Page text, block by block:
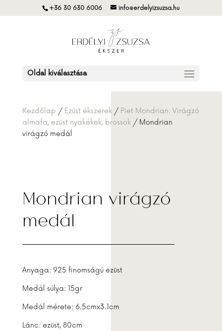
+36 30 630 6006 info@erdelyizsuzsa.hu
Oldal kiválasztása
Kezdőlap / Ezüst ékszerek/ Piet Mondrian: Virágzó
almafa, ezüst nyakékek, brossok/ Mondrian
virágzó medál
Mondrian virágzó
medál
Anyaga: 925 finomságú ezüst
Medál súlya: 15gr
Medál mérete: 6.5cmx3.1cm
Lánc: ezüst, 80cm